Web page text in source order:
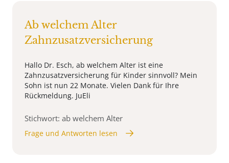
Ab welchem Alter
Zahnzusatzversicherung
Hallo Dr. Esch, ab welchem Alter ist eine
Zahnzusatzversicherung für Kinder sinnvoll? Mein
Sohn ist nun 22 Monate. Vielen Dank für Ihre
Rückmeldung. JuEli
Stichwort: ab welchem Alter
Frage und Antworten lesen